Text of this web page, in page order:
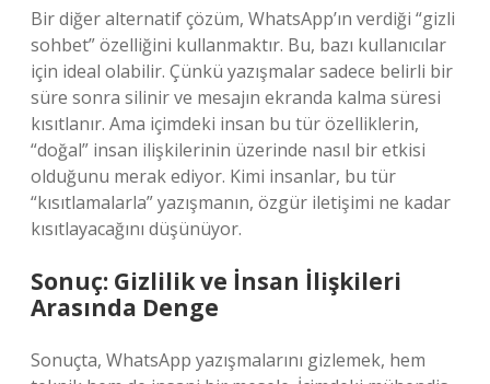
Bir diğer alternatif çözüm, WhatsApp’ın verdiği “gizli
sohbet” özelliğini kullanmaktır. Bu, bazı kullanıcılar
için ideal olabilir. Çünkü yazışmalar sadece belirli bir
süre sonra silinir ve mesajın ekranda kalma süresi
kısıtlanır. Ama içimdeki insan bu tür özelliklerin,
“doğal” insan ilişkilerinin üzerinde nasıl bir etkisi
olduğunu merak ediyor. Kimi insanlar, bu tür
“kısıtlamalarla” yazışmanın, özgür iletişimi ne kadar
kısıtlayacağını düşünüyor.
Sonuç: Gizlilik ve İnsan İlişkileri
Arasında Denge
Sonuçta, WhatsApp yazışmalarını gizlemek, hem